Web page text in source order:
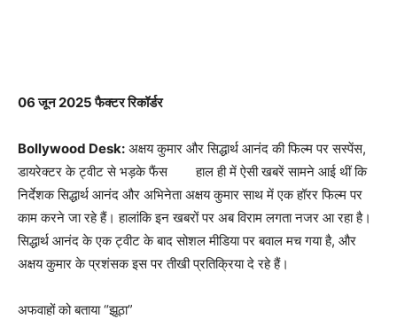
06 जून 2025 फैक्टर रिकॉर्डर
Bollywood Desk: अक्षय कुमार और सिद्धार्थ आनंद की फिल्म पर सस्पेंस,
डायरेक्टर के ट्वीट से भड़के फैंस हाल ही में ऐसी खबरें सामने आई थीं कि
निर्देशक सिद्धार्थ आनंद और अभिनेता अक्षय कुमार साथ में एक हॉरर फिल्म पर
काम करने जा रहे हैं। हालांकि इन खबरों पर अब विराम लगता नजर आ रहा है।
सिद्धार्थ आनंद के एक ट्वीट के बाद सोशल मीडिया पर बवाल मच गया है, और
अक्षय कुमार के प्रशंसक इस पर तीखी प्रतिक्रिया दे रहे हैं।
अफवाहों को बताया “झूठा”